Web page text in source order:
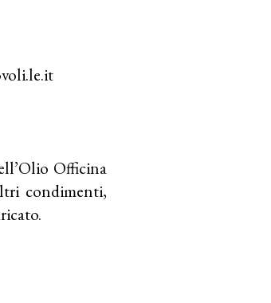
Officina
condimenti,